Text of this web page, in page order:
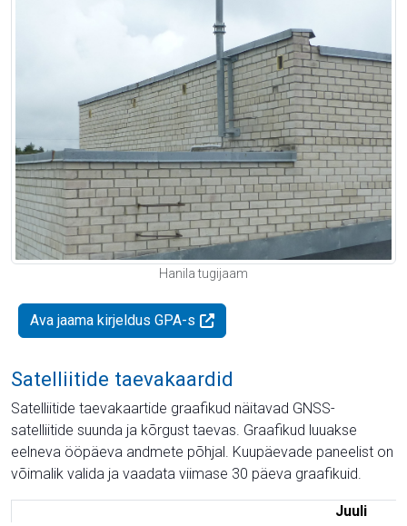
Hanila tugijaam
Ava jaama kirjeldus GPA-s
Satelliitide taevakaardid
Satelliitide taevakaartide graafikud näitavad GNSS-
satelliitide suunda ja kõrgust taevas. Graafikud luuakse
eelneva ööpäeva andmete põhjal. Kuupäevade paneelist on
võimalik valida ja vaadata viimase 30 päeva graafikuid.
Juuli